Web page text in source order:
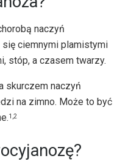
naczyń
ciemnymi plamistymi
stóp, a czasem twarzy.
skurczem naczyń
na zimno. Może to być
1,2